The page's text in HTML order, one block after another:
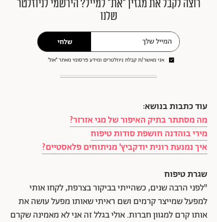
רוצה לקבל את מגזין ״את״ למייל? הירשמי לניוזלטר
שלנו
שלחי
אני מאשר/ת קבלת ניוזלטרים ומידע פרסומי מאתר ״את״
עוד כתבות בנושא:
מה מסתתר בתיק האיפור של מגי אזרזר?
מירי בוהדנה חושפת סודות טיפוח
איך נמנעת רונית יודקביץ' מניתוחים פלאסטיים?
שגרת טיפוח
"לפני הרבה שנים, כשהייתי בביקור בצרפת, לקחו אותי
למפעל שמייצר קרמים ושם ראיתי שאותו מפעל עושה את
אותו קרם למגוון חברות. אולי בגלל זה אני לא מאמינה שקרם